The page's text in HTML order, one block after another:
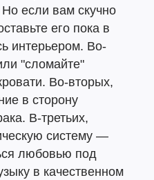
если вам скучно
его пока в
интерьером. Во-
"сломайте"
Во-вторых,
в сторону
В-третьих,
систему —
любовью под
в качественном